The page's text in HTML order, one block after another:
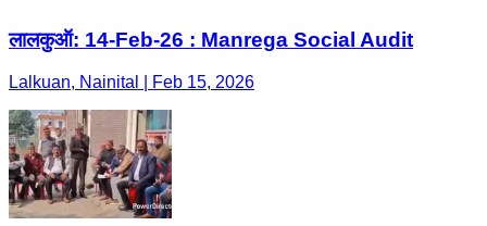
लालकुऑ: 14-Feb-26 : Manrega Social Audit
Lalkuan, Nainital | Feb 15, 2026